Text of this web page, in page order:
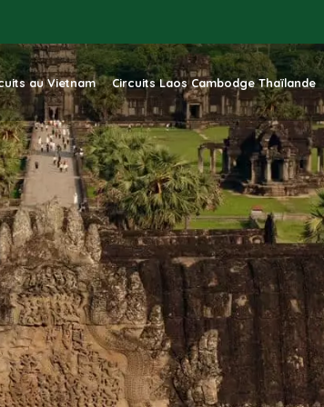
au Vietnam Circuits Laos Cambodge Thaïlande